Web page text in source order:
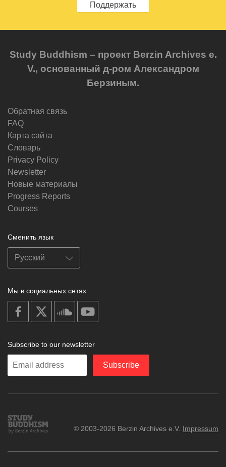
Поддержать
Study Buddhism – проект Berzin Archives e.
V., основанный д-ром Александром
Берзиным.
Обратная связь
FAQ
Карта сайта
Словарь
Privacy Policy
Newsletter
Новые материалы
Progress Reports
Courses
Сменить язык
Мы в социальных сетях
on
facebook
soundcloud
Subscribe to our newsletter
Enter
Subscribe
Study
Buddhism
© 2003-2026 Berzin Archives e.V. Impressum